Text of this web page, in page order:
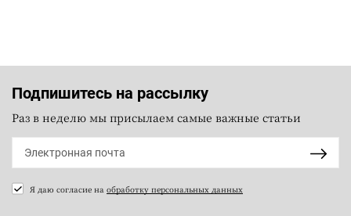
Подпишитесь на рассылку
Раз в неделю мы присылаем самые важные статьи
Я даю согласие на обработку персональных данных